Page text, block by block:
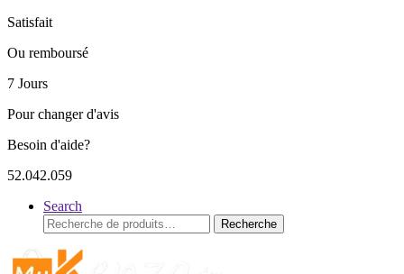
Satisfait
Ou remboursé
7 Jours
Pour changer d'avis
Besoin d'aide?
52.042.059
Search
Recherche
pour :
Recherche